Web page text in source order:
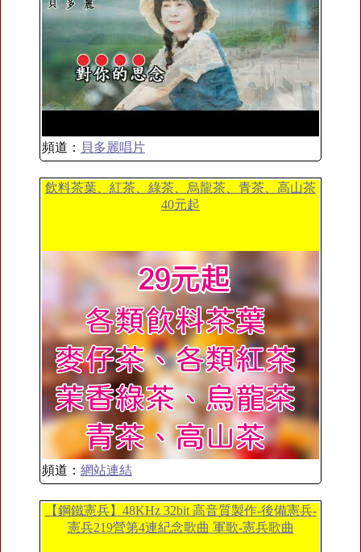
頻道： 貝多麗唱片
飲料茶葉、紅茶、綠茶、烏龍茶、青茶、高山茶
40元起
頻道： 網站連結
【鋼鐵憲兵】48KHz 32bit 高音質製作-後備憲兵-
憲兵219營第4連紀念歌曲 軍歌-憲兵歌曲